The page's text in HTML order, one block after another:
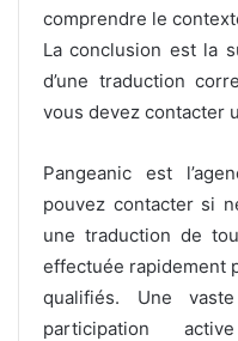
comprendre le
La conclusion est la
d’une traduction
vous devez contacter
Pangeanic est
pouvez contacter si
une traduction de
effectuée rapidement
qualifiés. Une
participation